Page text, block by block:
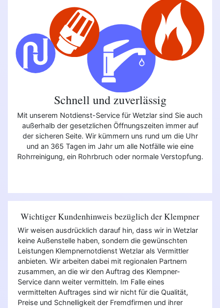
Schnell und zuverlässig
Mit unserem Notdienst-Service für Wetzlar sind Sie auch
außerhalb der gesetzlichen Öffnungszeiten immer auf
der sicheren Seite. Wir kümmern uns rund um die Uhr
und an 365 Tagen im Jahr um alle Notfälle wie eine
Rohrreinigung, ein Rohrbruch oder normale Verstopfung.
Wichtiger Kundenhinweis bezüglich der Klempner
Wir weisen ausdrücklich darauf hin, dass wir in Wetzlar
keine Außenstelle haben, sondern die gewünschten
Leistungen Klempnernotdienst Wetzlar als Vermittler
anbieten. Wir arbeiten dabei mit regionalen Partnern
zusammen, an die wir den Auftrag des Klempner-
Service dann weiter vermitteln. Im Falle eines
vermittelten Auftrages sind wir nicht für die Qualität,
Preise und Schnelligkeit der Fremdfirmen und ihrer